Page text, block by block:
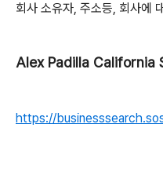
회사 소유자, 주소등, 회사에
Alex Padilla California
https://